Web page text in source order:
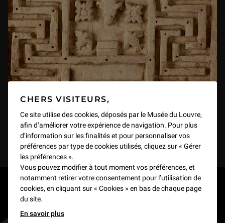
CHERS VISITEURS,
Ce site utilise des cookies, déposés par le Musée du Louvre,
afin d’améliorer votre expérience de navigation. Pour plus
d’information sur les finalités et pour personnaliser vos
préférences par type de cookies utilisés, cliquez sur « Gérer
les préférences ».
Vous pouvez modifier à tout moment vos préférences, et
notamment retirer votre consentement pour l’utilisation de
cookies, en cliquant sur « Cookies » en bas de chaque page
du site.
En savoir plus
RESTONS EN CONTACT
Recevez des nouvelles du Louvre selon vos goûts